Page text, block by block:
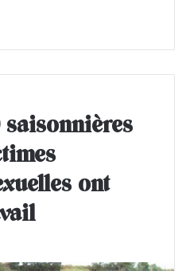
saisonnières
ont